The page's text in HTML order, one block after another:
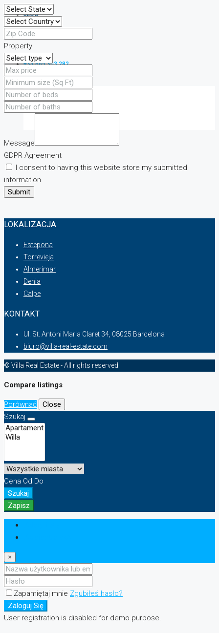
BLOG
+34 665 303 282
FAVORITES
Property
Message
GDPR Agreement
I consent to having this website store my submitted
information
Submit
LOKALIZACJA
Estepona
Torrevieja
Almerimar
Denia
Calpe
KONTAKT
Ul. St. Antoni Maria Claret 34, 08025 Barcelona
biuro@villa-real-estate.com
© Villa Real Estate - All rights reserved
Compare listings
Porównać
Close
Szukaj
Cena Od Do
Szukaj
Zapisz
×
Zapamiętaj mnie Zgubiłeś hasło?
Zaloguj Się
User registration is disabled for demo purpose.